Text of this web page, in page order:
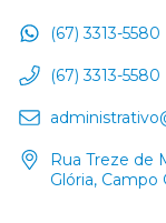
(67) 3313-5580
(67) 3313-5580
Rua Treze de
Glória, Campo